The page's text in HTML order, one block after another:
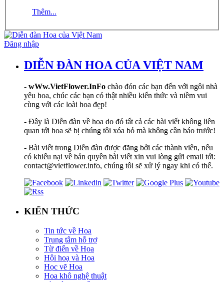
Thêm...
Đăng nhập
DIỄN ĐÀN HOA CỦA VIỆT NAM
- wWw.VietFlower.InFo chào đón các bạn đến với ngôi nhà
yêu hoa, chúc các bạn có thật nhiều kiến thức và niềm vui
cùng với các loài hoa đẹp!
- Đây là Diễn đàn về hoa do đó tất cả các bài viết không liên
quan tới hoa sẽ bị chúng tôi xóa bỏ mà không cần báo trước!
- Bài viết trong Diễn đàn được đăng bởi các thành viên, nếu
có khiếu nại về bản quyền bài viết xin vui lòng gửi email tới:
contact@vietflower.info, chúng tôi sẽ xử lý ngay khi có thể.
KIẾN THỨC
Tin tức về Hoa
Trung tâm hỗ trợ
Từ điển về Hoa
Hội hoạ và Hoa
Học vẽ Hoa
Hoa khô nghệ thuật